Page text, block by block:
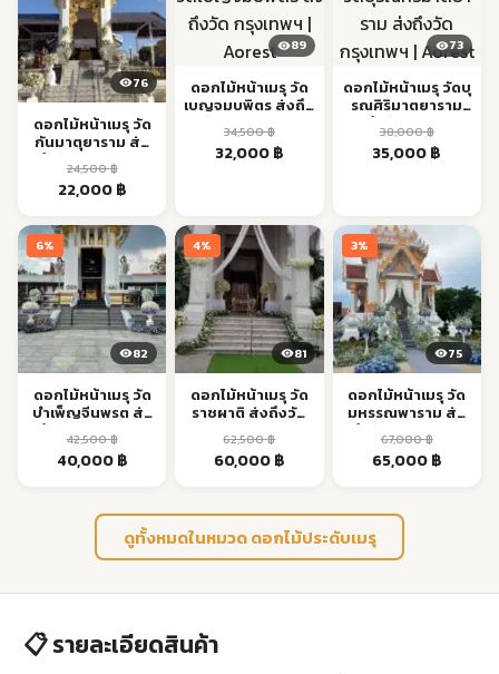
76
ดอกไม้หน้าเมรุ วัด
กันมาตุยาราม ส่ง
ถึงวัด กรุงเทพฯ |
Aorest
24,500฿
Original
was:
24,500 ฿.
22,000฿Current
is:
22,000 ฿.
89
ดอกไม้หน้าเมรุ วัด
เบญจมบพิตร ส่งถึง
วัด กรุงเทพฯ |
Aorest
34,500฿
Original
32,000฿Current
73
ดอกไม้หน้าเมรุ วัดบุ
รณศิริมาตยาราม
ส่งถึงวัด กรุงเทพฯ
| Aorest
38,000฿
Original
35,000฿
6%
82
ดอกไม้หน้าเมรุ วัด
บำเพ็ญจีนพรต ส่ง
ถึงวัด กรุงเทพฯ |
Aorest
42,500฿
Original
42,500 ฿.
40,000฿Current
40,000 ฿.
4%
81
ดอกไม้หน้าเมรุ วัด
ราชผาติ ส่งถึงวัด
กรุงเทพฯ | Aorest
62,500฿
Original
62,500 ฿.
60,000฿Current
60,000 ฿.
3%
75
ดอกไม้หน้าเมรุ วัด
มหรรณพาราม ส่ง
ถึงวัด กรุงเทพฯ |
Aorest
67,000฿
Original
67,000 ฿.
65,000฿Current
ดูทั้งหมดในหมวด ดอกไม้ประดับเมรุ
📋 รายละเอียดสินค้า